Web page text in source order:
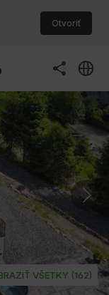
Otvoriť
VŠETKY (162)